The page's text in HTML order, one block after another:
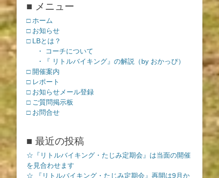
■ メニュー
□ ホーム
□ お知らせ
□ LBとは？
・ コーチについて
・『 リトルバイキング』の解説（by おかっぴ）
□ 開催案内
□ レポート
□ お知らせメール登録
□ ご質問掲示板
□ お問合せ
■ 最近の投稿
☆『リトルバイキング・たじみ定期会』は当面の開催
を見合わせます
☆ 『リトルバイキング・たじみ定期会』再開は9月か